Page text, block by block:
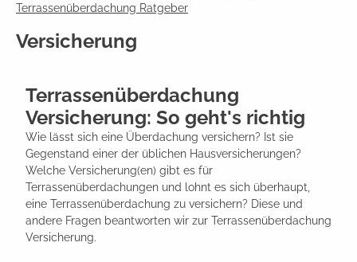
Terrassenüberdachung Ratgeber
Versicherung
Terrassenüberdachung
Versicherung: So geht's richtig
Wie lässt sich eine Überdachung versichern? Ist sie
Gegenstand einer der üblichen Hausversicherungen?
Welche Versicherung(en) gibt es für
Terrassenüberdachungen und lohnt es sich überhaupt,
eine Terrassenüberdachung zu versichern? Diese und
andere Fragen beantworten wir zur Terrassenüberdachung
Versicherung.